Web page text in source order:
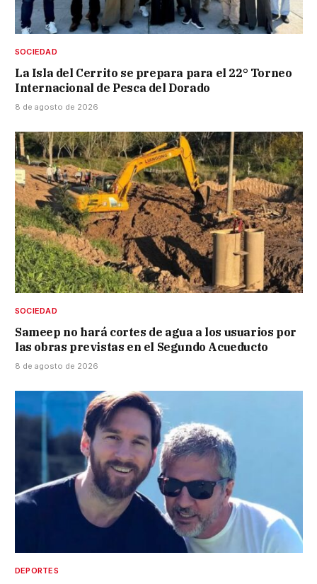
SOCIEDAD
La Isla del Cerrito se prepara para el 22° Torneo
Internacional de Pesca del Dorado
8 de agosto de 2026
SOCIEDAD
Sameep no hará cortes de agua a los usuarios por
las obras previstas en el Segundo Acueducto
8 de agosto de 2026
DEPORTES